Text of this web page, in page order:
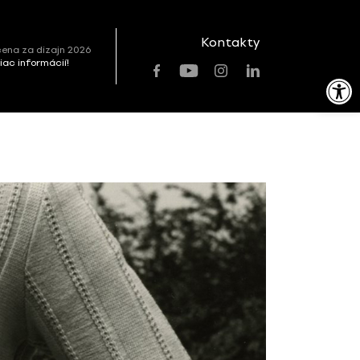
Open toolbar
za dizajn 2026
informácií!
Kontakty